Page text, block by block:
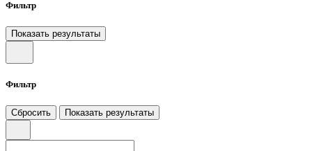
Фильтр
Показать результаты
Фильтр
Сбросить Показать результаты